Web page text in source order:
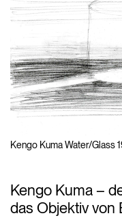
Kengo Kuma Water/Glass
Kengo Kuma –
das Objektiv von